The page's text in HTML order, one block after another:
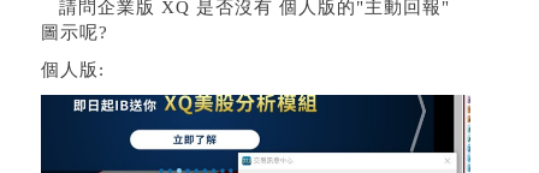
請問企業版 XQ 是否沒有 個人版的"主動回報"
圖示呢?
個人版: